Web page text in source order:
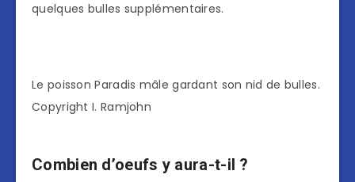
quelques bulles supplémentaires.
Le poisson Paradis mâle gardant son nid de bulles.
Copyright I. Ramjohn
Combien d’oeufs y aura-t-il ?